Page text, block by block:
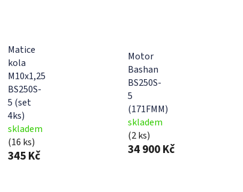
Matice
kola
M10x1,25
BS250S-
5 (set
4ks)
skladem
(16 ks)
345 Kč
Motor
Bashan
BS250S-
5
(171FMM)
skladem
(2 ks)
34 900 Kč